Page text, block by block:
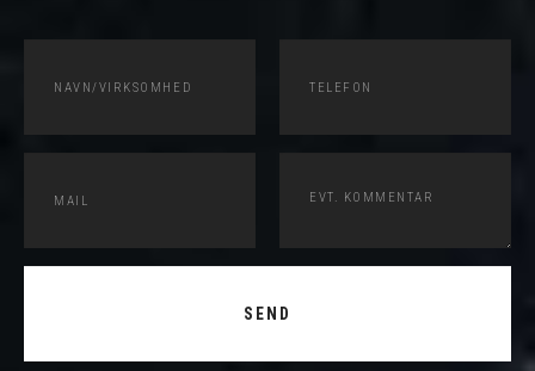
SEND